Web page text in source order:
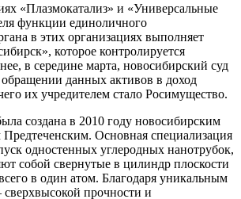
«Плазмокатализ» и «Универсальные
функции единоличного
в этих организациях выполняет
которое контролируется
в середине марта, новосибирский суд
данных активов в доход
их учредителем стало Росимущество.
создана в 2010 году новосибирским
Основная специализация
одностенных углеродных нанотрубок,
собой свернутые в цилиндр плоскости
в один атом. Благодаря уникальным
прочности и